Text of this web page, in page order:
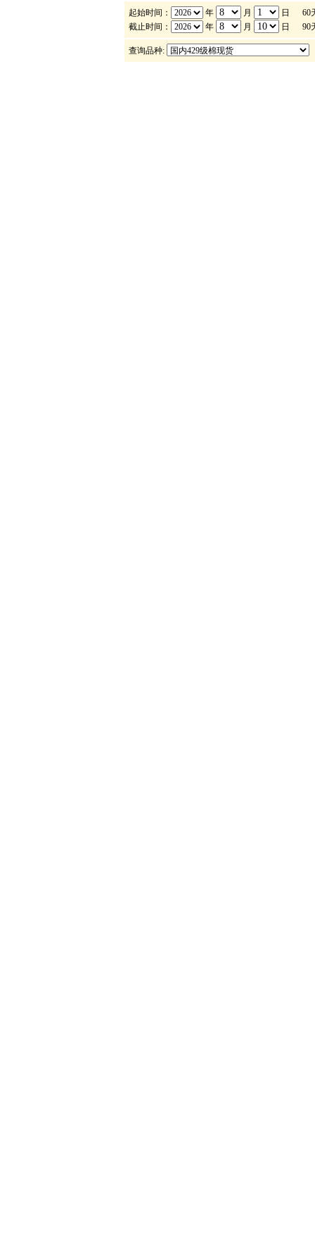
起始时间： 年 月 日 60
截止时间：
年 月 日 90
查询品种: